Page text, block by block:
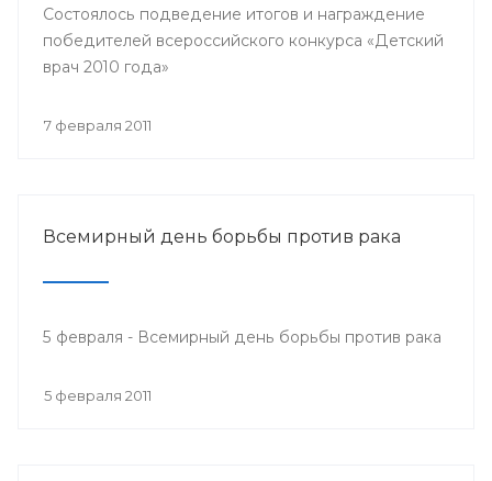
Состоялось подведение итогов и награждение
победителей всероссийского конкурса «Детский
врач 2010 года»
7 февраля 2011
Всемирный день борьбы против рака
5 февраля - Всемирный день борьбы против рака
5 февраля 2011